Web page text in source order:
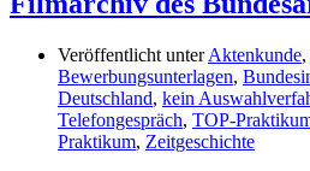
Veröffentlicht unterAktenkunde,
Bewerbungsunterlagen,
Deutschland, kein
Telefongespräch, TOP-
Praktikum, Zeitgeschichte